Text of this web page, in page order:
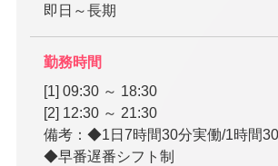
即日～長期
勤務時間
[1] 09:30 ～ 18:30
[2] 12:30 ～ 21:30
備考：◆1日7時間30分実働/1時間
◆早番遅番シフト制